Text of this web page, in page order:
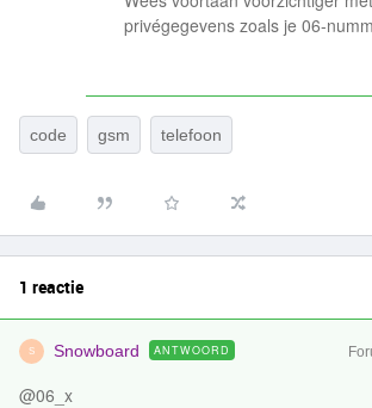
privégegevens zoals je 06-
code gsm telefoon
1 reactie
S Snowboard ANTWOORD
@06_x